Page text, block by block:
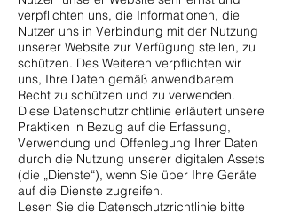
verpflichten uns, die Informationen, die
Nutzer uns in Verbindung mit der Nutzung
unserer Website zur Verfügung stellen, zu
schützen. Des Weiteren verpflichten wir
uns, Ihre Daten gemäß anwendbarem
Recht zu schützen und zu verwenden.
Diese Datenschutzrichtlinie erläutert unsere
Praktiken in Bezug auf die Erfassung,
Verwendung und Offenlegung Ihrer Daten
durch die Nutzung unserer digitalen Assets
(die „Dienste“), wenn Sie über Ihre Geräte
auf die Dienste zugreifen.
Lesen Sie die Datenschutzrichtlinie bitte